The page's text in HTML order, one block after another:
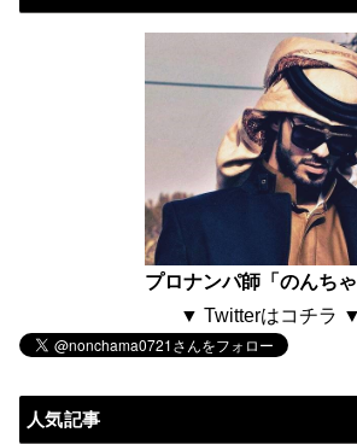
プロナンパ師「のんちゃ
▼ Twitterはコチラ ▼
人気記事